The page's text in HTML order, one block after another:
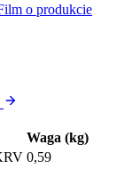
o produkcie
Waga (kg)
0,59